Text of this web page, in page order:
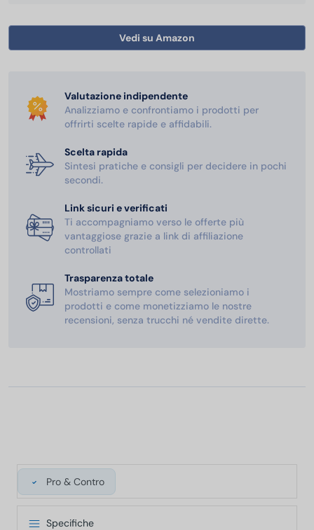
Vedi su Amazon
Valutazione indipendente
Analizziamo e confrontiamo i prodotti per
offrirti scelte rapide e affidabili.
Scelta rapida
Sintesi pratiche e consigli per decidere in pochi
secondi.
Link sicuri e verificati
Ti accompagniamo verso le offerte più
vantaggiose grazie a link di affiliazione
controllati
Trasparenza totale
Mostriamo sempre come selezioniamo i
prodotti e come monetizziamo le nostre
recensioni, senza trucchi né vendite dirette.
Pro & Contro
Specifiche